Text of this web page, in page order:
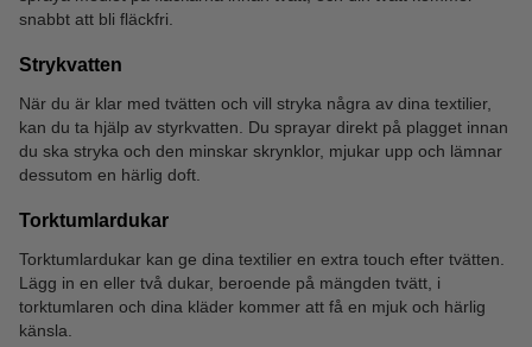
snabbt att bli fläckfri.
Strykvatten
När du är klar med tvätten och vill stryka några av dina textilier,
kan du ta hjälp av styrkvatten. Du sprayar direkt på plagget innan
du ska stryka och den minskar skrynklor, mjukar upp och lämnar
dessutom en härlig doft.
Torktumlardukar
Torktumlardukar kan ge dina textilier en extra touch efter tvätten.
Lägg in en eller två dukar, beroende på mängden tvätt, i
torktumlaren och dina kläder kommer att få en mjuk och härlig
känsla.